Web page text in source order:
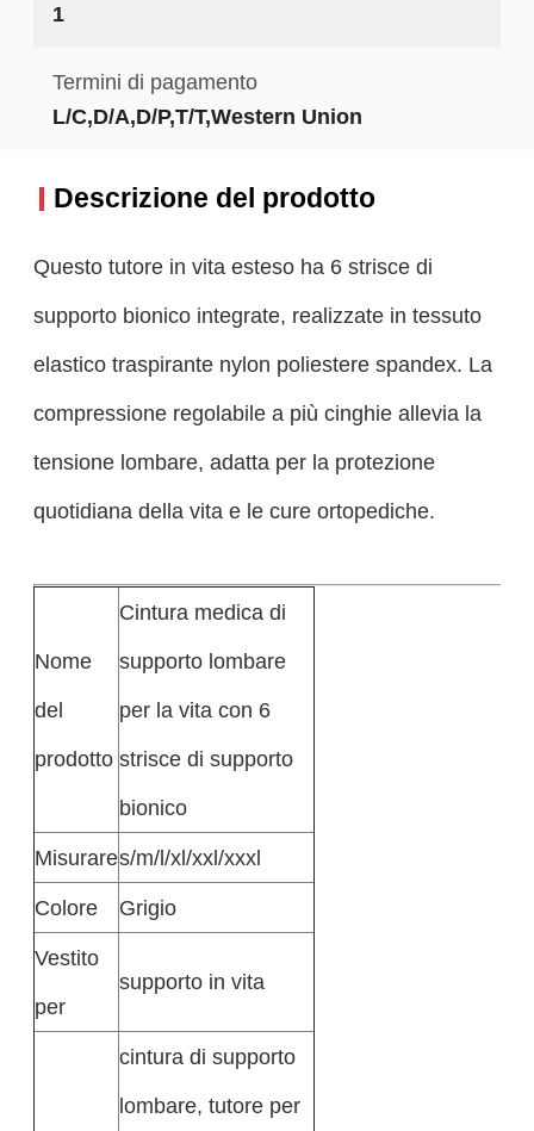
1
Termini di pagamento
L/C,D/A,D/P,T/T,Western Union
Descrizione del prodotto
Questo tutore in vita esteso ha 6 strisce di
supporto bionico integrate, realizzate in tessuto
elastico traspirante nylon poliestere spandex. La
compressione regolabile a più cinghie allevia la
tensione lombare, adatta per la protezione
quotidiana della vita e le cure ortopediche.
Nome
del
prodotto
Cintura medica di
supporto lombare
per la vita con 6
strisce di supporto
bionico
Misurares/m/l/xl/xxl/xxxl
Colore
Grigio
Vestito
per
supporto in vita
cintura di supporto
lombare, tutore per